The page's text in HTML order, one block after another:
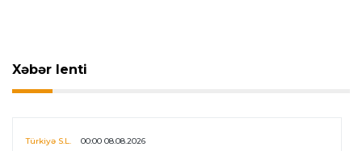
Xəbər lenti
Türkiyə S.L. 00:00 08.08.2026